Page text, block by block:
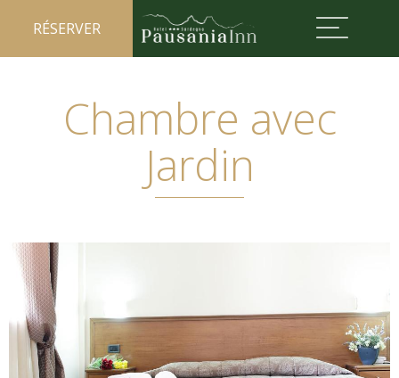
RÉSERVER
Chambre avec
Jardin